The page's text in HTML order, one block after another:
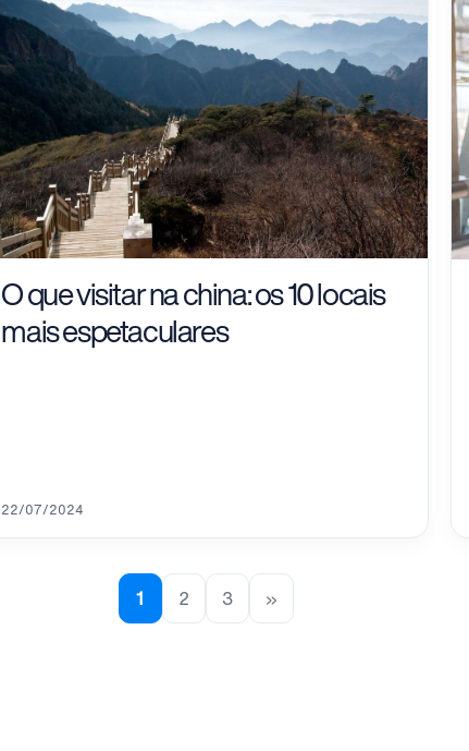
O que visitar na china: os 10 locais
mais espetaculares
22/07/2024
1 2 3 »